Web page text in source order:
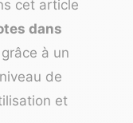
cet article
dans
grâce à un
de
et